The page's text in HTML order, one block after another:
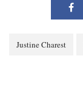
Justine Charest